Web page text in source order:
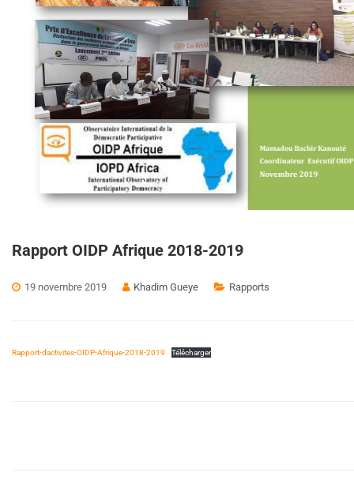
Rapport OIDP Afrique 2018-2019
19 novembre 2019 Khadim Gueye Rapports
Rapport-dactivites-OIDP-Afrique-2018-2019 Télécharger